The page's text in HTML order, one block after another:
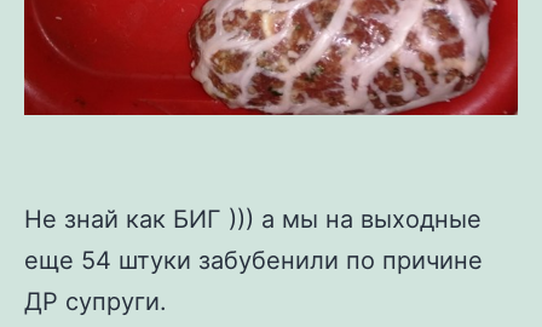
Не знай как БИГ ))) а мы на выходные
еще 54 штуки забубенили по причине
ДР супруги.